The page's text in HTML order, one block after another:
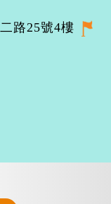
路25號4樓